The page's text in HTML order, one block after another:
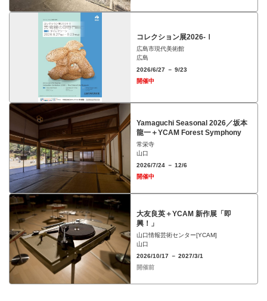
コレクション展2026-Ⅰ
広島市現代美術館
広島
2026/6/27 － 9/23
開催中
Yamaguchi Seasonal 2026／坂本
龍一＋YCAM Forest Symphony
常栄寺
山口
2026/7/24 － 12/6
開催中
大友良英＋YCAM 新作展「即
興！」
山口情報芸術センター[YCAM]
山口
2026/10/17 － 2027/3/1
開催前